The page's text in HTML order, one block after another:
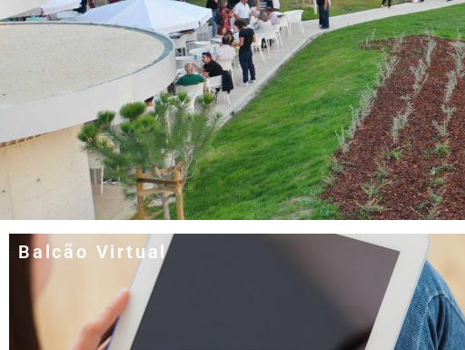
Balcão Virtual